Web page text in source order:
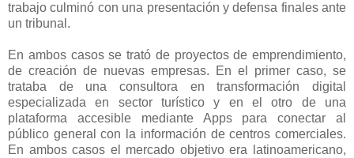
trabajo culminó con una presentación y defensa finales ante
un tribunal.
En ambos casos se trató de proyectos de emprendimiento,
de creación de nuevas empresas. En el primer caso, se
trataba de una consultora en transformación digital
especializada en sector turístico y en el otro de una
plataforma accesible mediante Apps para conectar al
público general con la información de centros comerciales.
En ambos casos el mercado objetivo era latinoamericano,